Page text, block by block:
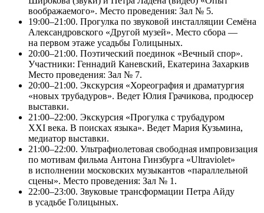
воображаемого». Место проведения: Зал № 5.
19:00–21:00. Прогулка по звуковой инсталляции Семёна
Александровского «Другой музей». Место сбора —
на первом этаже усадьбы Голицыных.
20:00–21:00. Поэтический поединок «Вечный спор».
Участники: Геннадий Каневский, Екатерина Захаркив
Место проведения: Зал № 7.
20:00–21:00. Экскурсия «Хореография и драматургия
«новых трубадуров». Ведет Юлия Грачикова, продюсер
выставки.
21:00–22:00. Экскурсия «Прогулка с трубадуром
XXI века. В поисках языка». Ведет Мария Кузьмина,
медиатор выставки.
21:00–22:00. Ультрафиолетовая свободная импровизация
по мотивам фильма Антона Гинзбурга «Ultraviolet»
в исполнении московских музыкантов «параллельной
сцены». Место проведения: Зал № 1.
22:00–23:00. Звуковые трансформации Петра Айду
в усадьбе Голицыных.